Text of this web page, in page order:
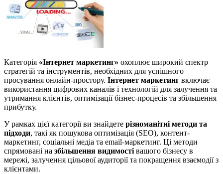
Категорія «Інтернет маркетинг» охоплює широкий спектр
стратегій та інструментів, необхідних для успішного
просування онлайн-простору. Інтернет маркетинг включає
використання цифрових каналів і технологій для залучення та
утримання клієнтів, оптимізації бізнес-процесів та збільшення
прибутку.
У рамках цієї категорії ви знайдете різноманітні методи та
підходи, такі як пошукова оптимізація (SEO), контент-
маркетинг, соціальні медіа та email-маркетинг. Ці методи
спрямовані на збільшення видимості вашого бізнесу в
мережі, залучення цільової аудиторії та покращення взаємодії з
клієнтами.